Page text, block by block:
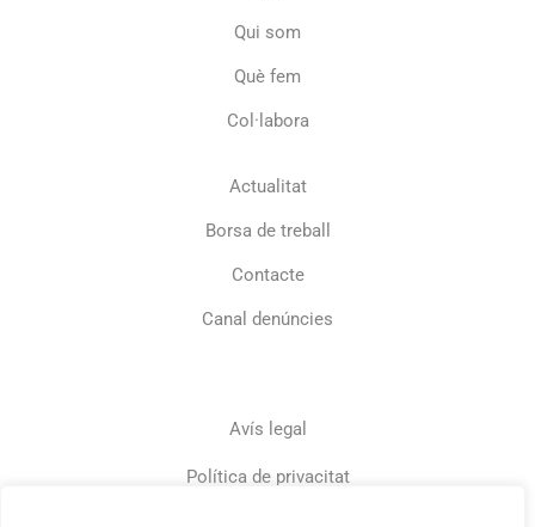
Qui som
Què fem
Col·labora
Actualitat
Borsa de treball
Contacte
Canal denúncies
Avís legal
Política de privacitat